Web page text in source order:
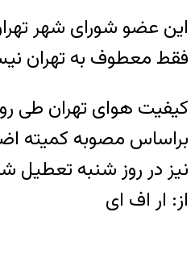
این عضو شورای شهر
فقط معطوف به تهران
کیفیت هوای تهران طی
براساس مصوبه کمیته
نیز در روز شنبه تعطیل
از: ار اف ای